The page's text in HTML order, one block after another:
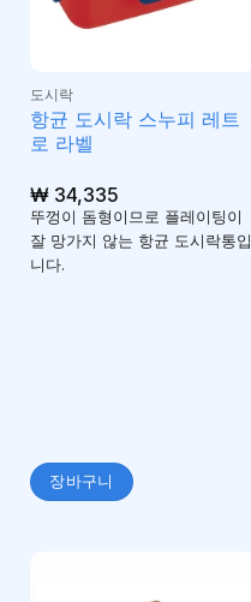
도시락
항균 도시락 스누피 레트
로 라벨
₩34,335
뚜껑이 돔형이므로 플레이팅이
잘 망가지 않는 항균 도시락통입
니다.
장바구니